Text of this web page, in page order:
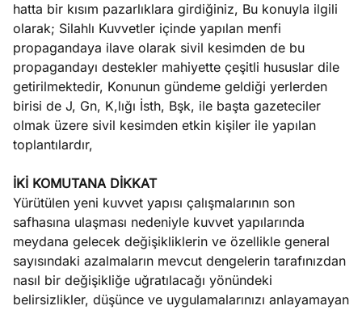
hatta bir kısım pazarlıklara girdiğiniz, Bu konuyla ilgili
olarak; Silahlı Kuvvetler içinde yapılan menfi
propagandaya ilave olarak sivil kesimden de bu
propagandayı destekler mahiyette çeşitli hususlar dile
getirilmektedir, Konunun gündeme geldiği yerlerden
birisi de J, Gn, K,lığı İsth, Bşk, ile başta gazeteciler
olmak üzere sivil kesimden etkin kişiler ile yapılan
toplantılardır,
İKİ KOMUTANA DİKKAT
Yürütülen yeni kuvvet yapısı çalışmalarının son
safhasına ulaşması nedeniyle kuvvet yapılarında
meydana gelecek değişikliklerin ve özellikle general
sayısındaki azalmaların mevcut dengelerin tarafınızdan
nasıl bir değişikliğe uğratılacağı yönündeki
belirsizlikler, düşünce ve uygulamalarınızı anlayamayan